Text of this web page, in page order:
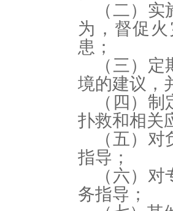
（二）
为，督促
患；
（三）
境的建议，
（四）
扑救和相关
（五）
指导；
（六）
务指导；